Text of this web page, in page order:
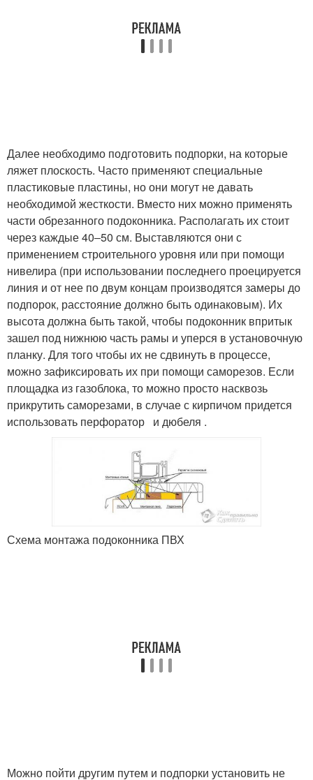
Далее необходимо подготовить подпорки, на которые
ляжет плоскость. Часто применяют специальные
пластиковые пластины, но они могут не давать
необходимой жесткости. Вместо них можно применять
части обрезанного подоконника. Располагать их стоит
через каждые 40‒50 см. Выставляются они с
применением строительного уровня или при помощи
нивелира (при использовании последнего проецируется
линия и от нее по двум концам производятся замеры до
подпорок, расстояние должно быть одинаковым). Их
высота должна быть такой, чтобы подоконник впритык
зашел под нижнюю часть рамы и уперся в установочную
планку. Для того чтобы их не сдвинуть в процессе,
можно зафиксировать их при помощи саморезов. Если
площадка из газоблока, то можно просто насквозь
прикрутить саморезами, в случае с кирпичом придется
использовать перфоратор и дюбеля .
Схема монтажа подоконника ПВХ
Можно пойти другим путем и подпорки установить не